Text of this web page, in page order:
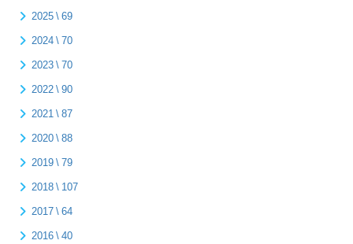
2025 \ 69
2024 \ 70
2023 \ 70
2022 \ 90
2021 \ 87
2020 \ 88
2019 \ 79
2018 \ 107
2017 \ 64
2016 \ 40